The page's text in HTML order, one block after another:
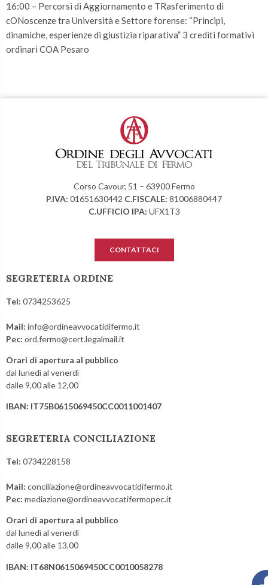
16:00 – Percorsi di Aggiornamento e TRasferimento di
cONoscenze tra Università e Settore forense: “Principi,
dinamiche, esperienze di giustizia riparativa” 3 crediti formativi
ordinari COA Pesaro
Corso Cavour, 51 – 63900 Fermo
P.IVA: 01651630442 C.FISCALE: 81006880447
C.UFFICIO IPA: UFX1T3
CONTATTACI
SEGRETERIA ORDINE
Tel: 0734253625
Mail: info@ordineavvocatidifermo.it
Pec: ord.fermo@cert.legalmail.it
Orari di apertura al pubblico
dal lunedì al venerdì
dalle 9,00 alle 12,00
IBAN: IT75B0615069450CC0011001407
SEGRETERIA CONCILIAZIONE
Tel: 0734228158
Mail: conciliazione@ordineavvocatidifermo.it
Pec: mediazione@ordineavvocatifermopec.it
Orari di apertura al pubblico
dal lunedì al venerdì
dalle 9,00 alle 13,00
IBAN: IT68N0615069450CC0010058278